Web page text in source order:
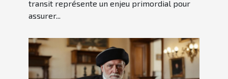
transit représente un enjeu primordial pour
assurer...